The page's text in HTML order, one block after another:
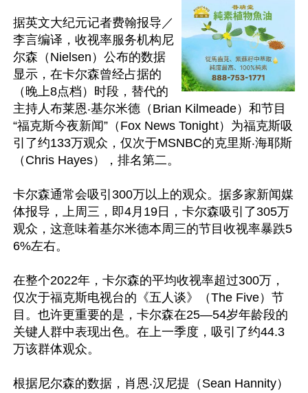
据英文大纪元记者费翰报导／
李言编译，收视率服务机构尼
尔森（Nielsen）公布的数据
显示，在卡尔森曾经占据的
（晚上8点档）时段，替代的
主持人布莱恩‧基尔米德（Brian Kilmeade）和节目
“福克斯今夜新闻”（Fox News Tonight）为福克斯吸
引了约133万观众，仅次于MSNBC的克里斯‧海耶斯
（Chris Hayes），排名第二。
卡尔森通常会吸引300万以上的观众。据多家新闻媒
体报导，上周三，即4月19日，卡尔森吸引了305万
观众，这意味着基尔米德本周三的节目收视率暴跌5
6%左右。
在整个2022年，卡尔森的平均收视率超过300万，
仅次于福克斯电视台的《五人谈》（The Five）节
目。也许更重要的是，卡尔森在25—54岁年龄段的
关键人群中表现出色。在上一季度，吸引了约44.3
万该群体观众。
根据尼尔森的数据，肖恩‧汉尼提（Sean Hannity）